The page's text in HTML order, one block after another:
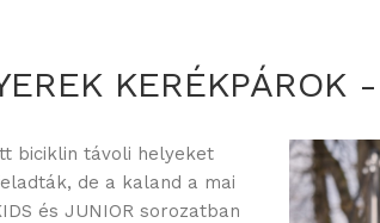
KERÉKPÁROK
biciklin távoli helyeket
de a kaland a mai
és JUNIOR sorozatban